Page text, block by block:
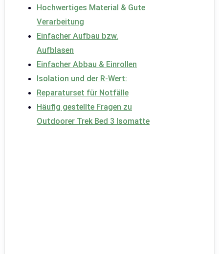
Hochwertiges Material & Gute
Verarbeitung
Einfacher Aufbau bzw.
Aufblasen
Einfacher Abbau & Einrollen
Isolation und der R-Wert:
Reparaturset für Notfälle
Häufig gestellte Fragen zu
Outdoorer Trek Bed 3 Isomatte